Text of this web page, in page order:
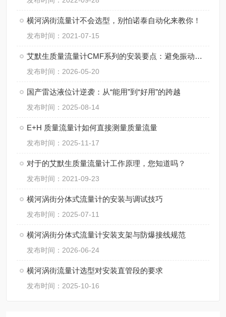
横河涡街流量计不会选型，别怕诺泰自动化来教你！
发布时间：2021-07-15
艾默生质量流量计CMF系列的安装要点：避免振动、应力与两相流干扰
发布时间：2026-05-20
国产雷达液位计逆袭：从“能用”到“好用”的跨越
发布时间：2025-08-14
E+H 质量流量计如何直接测量质量流量
发布时间：2025-11-17
对于的艾默生质量流量计工作原理，您知道吗？
发布时间：2021-09-23
横河涡街分体式流量计的安装与调试技巧
发布时间：2025-07-11
横河涡街分体式流量计安装支架与防爆接线规范
发布时间：2026-06-24
横河涡街流量计选型对安装直管段的要求
发布时间：2025-10-16